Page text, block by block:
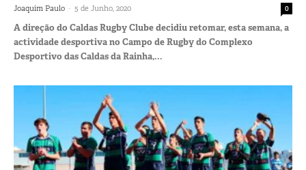
Joaquim Paulo - 5 de Junho, 2020 0
A direção do Caldas Rugby Clube decidiu retomar, esta semana, a
actividade desportiva no Campo de Rugby do Complexo
Desportivo das Caldas da Rainha,...